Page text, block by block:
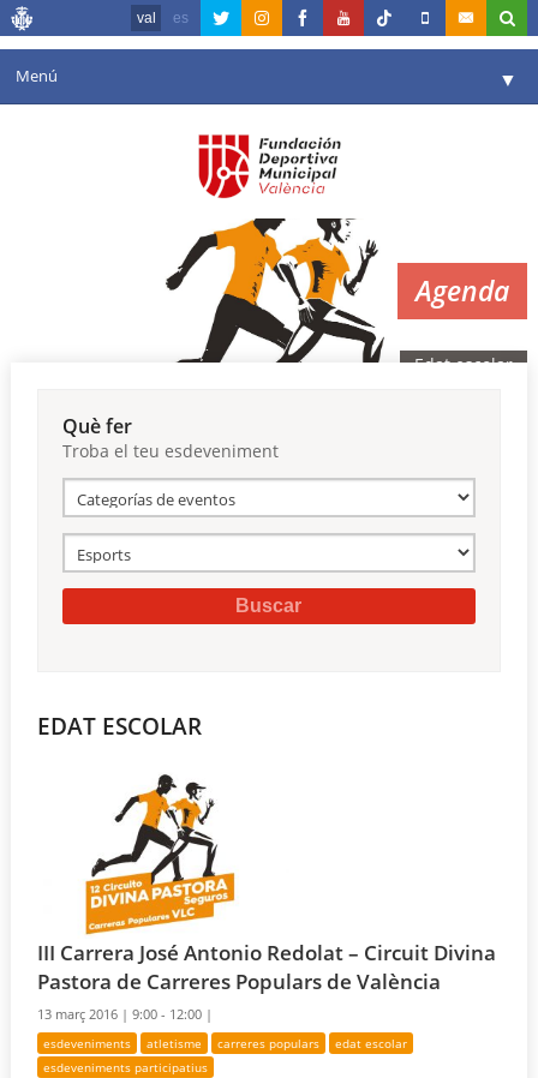
val es
Menú ▼
▼
▼
Reserves
Agenda
Edat escolar
Què fer
Troba el teu esdeveniment
EDAT ESCOLAR
III Carrera José Antonio Redolat – Circuit Divina
Pastora de Carreres Populars de València
13 març 2016 |9:00 - 12:00 |
esdeveniments atletisme carreres populars
edat escolar
esdeveniments participatius